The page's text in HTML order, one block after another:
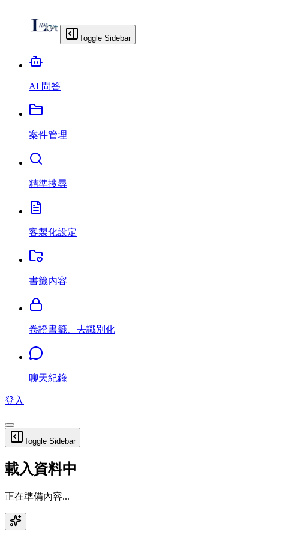
Toggle Sidebar
AI 問答
案件管理
精準搜尋
客製化設定
書籤內容
卷證書籤、去識別化
聊天紀錄
登入
Toggle Sidebar
載入資料中
正在準備內容...